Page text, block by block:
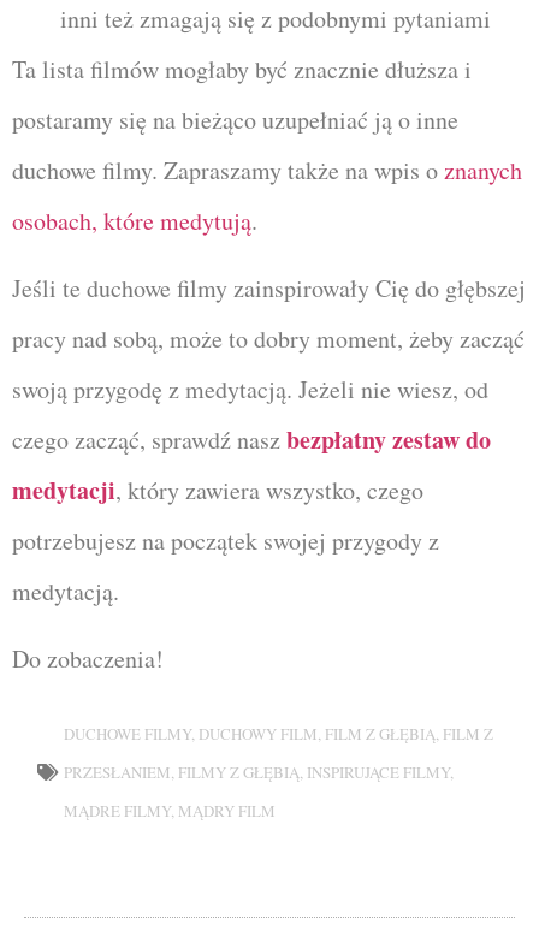
inni też zmagają się z podobnymi pytaniami
Ta lista filmów mogłaby być znacznie dłuższa i
postaramy się na bieżąco uzupełniać ją o inne
duchowe filmy. Zapraszamy także na wpis oznanych
osobach, które medytują.
Jeśli te duchowe filmy zainspirowały Cię do głębszej
pracy nad sobą, może to dobry moment, żeby zacząć
swoją przygodę z medytacją. Jeżeli nie wiesz, od
czego zacząć, sprawdź naszbezpłatny zestaw do
medytacji, który zawiera wszystko, czego
potrzebujesz na początek swojej przygody z
medytacją.
Do zobaczenia!
DUCHOWE FILMY, DUCHOWY FILM, FILM Z GŁĘBIĄ, FILM Z
PRZESŁANIEM, FILMY Z GŁĘBIĄ, INSPIRUJĄCE FILMY,
MĄDRE FILMY, MĄDRY FILM